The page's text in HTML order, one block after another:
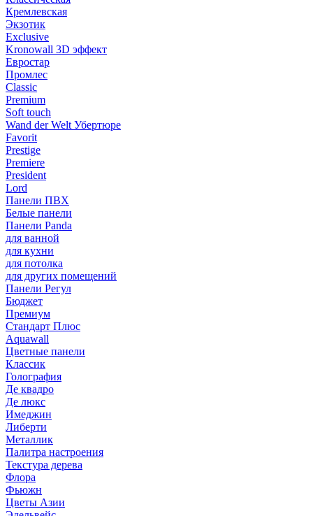
Кремлевская
Экзотик
Exclusive
Kronowall 3D эффект
Евростар
Промлес
Classic
Premium
Soft touch
Wand der Welt Убертюре
Favorit
Prestige
Premiere
President
Lord
Панели ПВХ
Белые панели
Панели Panda
для ванной
для кухни
для потолка
для других помещений
Панели Регул
Бюджет
Премиум
Стандарт Плюс
Aquawall
Цветные панели
Классик
Голография
Де квадро
Де люкс
Имеджин
Либерти
Металлик
Палитра настроения
Текстура дерева
Флора
Фьюжн
Цветы Азии